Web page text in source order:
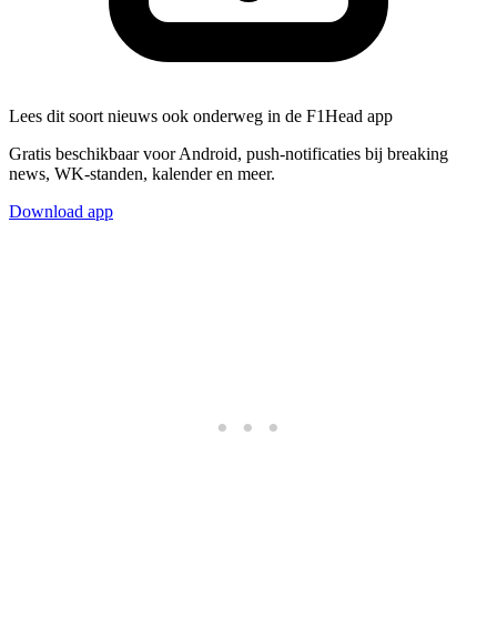
Lees dit soort nieuws ook onderweg in de F1Head app
Gratis beschikbaar voor Android, push-notificaties bij breaking
news, WK-standen, kalender en meer.
Download app